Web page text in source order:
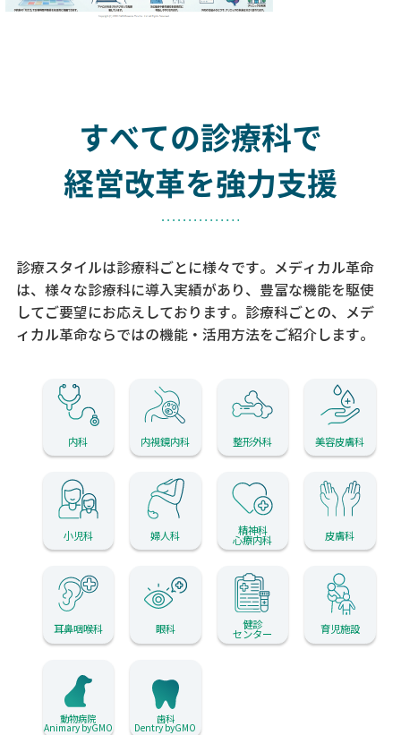
すべての診療科で
経営改革を強力支援
診療スタイルは診療科ごとに様々です。メディカル革命
は、様々な診療科に導入実績があり、 豊富な機能を駆使
してご要望にお応えしております。 診療科ごとの、メデ
ィカル革命ならではの機能・活用方法をご紹介します。
内科 内視鏡内科 整形外科 美容皮膚科
小児科 婦人科 精神科
心療内科 皮膚科
耳鼻咽喉科 眼科 健診
センター 育児施設
動物病院
Animary byGMO
歯科
Dentry byGMO